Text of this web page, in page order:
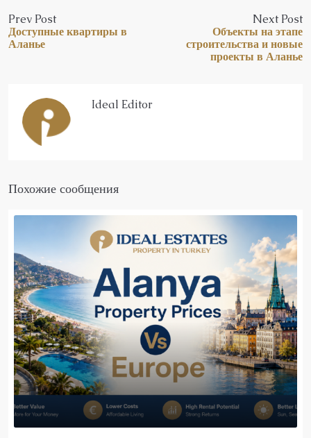
Prev Post
Доступные квартиры в
Аланье
Next Post
Объекты на этапе
строительства и новые
проекты в Аланье
Ideal Editor
Похожие сообщения